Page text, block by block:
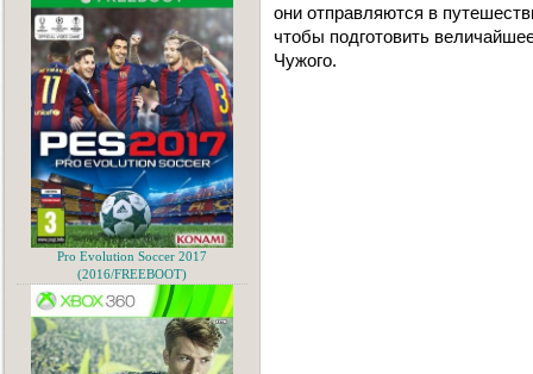
они отправляются в
чтобы подготовить
Чужого.
Pro Evolution Soccer 2017
(2016/FREEBOOT)